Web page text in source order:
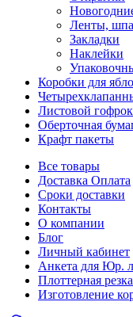
Ленты,
Закладки
Наклейки
Коробки для
Листовой
Оберточная
Крафт пакеты
Все товары
Доставка Оплата
Сроки доставки
Контакты
О компании
Блог
Личный кабинет
Анкета для Юр.
Плоттерная
Изготовление